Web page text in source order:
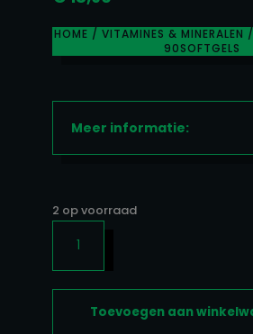
HOME / VITAMINES & MINERALEN
90SOFTGELS
Meer informatie:
2 op voorraad
D3+K2
90SOFTGELS
AANTAL
Toevoegen aan